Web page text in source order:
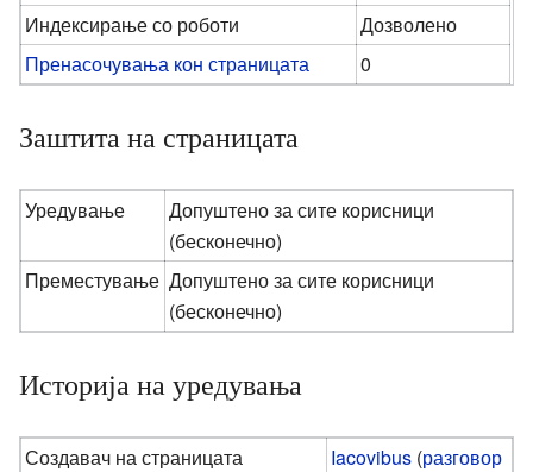
Индексирање со роботи
Дозволено
Пренасочувања кон страницата
0
Заштита на страницата
Уредување
Допуштено за сите корисници
(бесконечно)
Преместување Допуштено за сите корисници
(бесконечно)
Историја на уредувања
Создавач на страницата Iacovibus (разговор